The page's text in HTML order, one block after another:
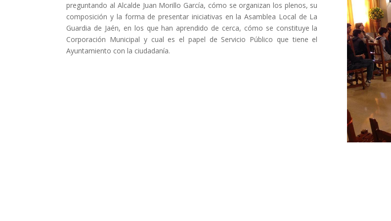
preguntando al Alcalde Juan Morillo García, cómo se organizan los plenos, su
composición y la forma de presentar iniciativas en la Asamblea Local de La
Guardia de Jaén, en los que han aprendido de cerca, cómo se constituye la
Corporación Municipal y cual es el papel de Servicio Público que tiene el
Ayuntamiento con la ciudadanía.